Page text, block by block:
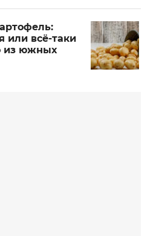
или всё-таки
из южных